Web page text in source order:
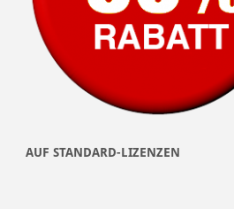
AUF STANDARD-LIZENZEN